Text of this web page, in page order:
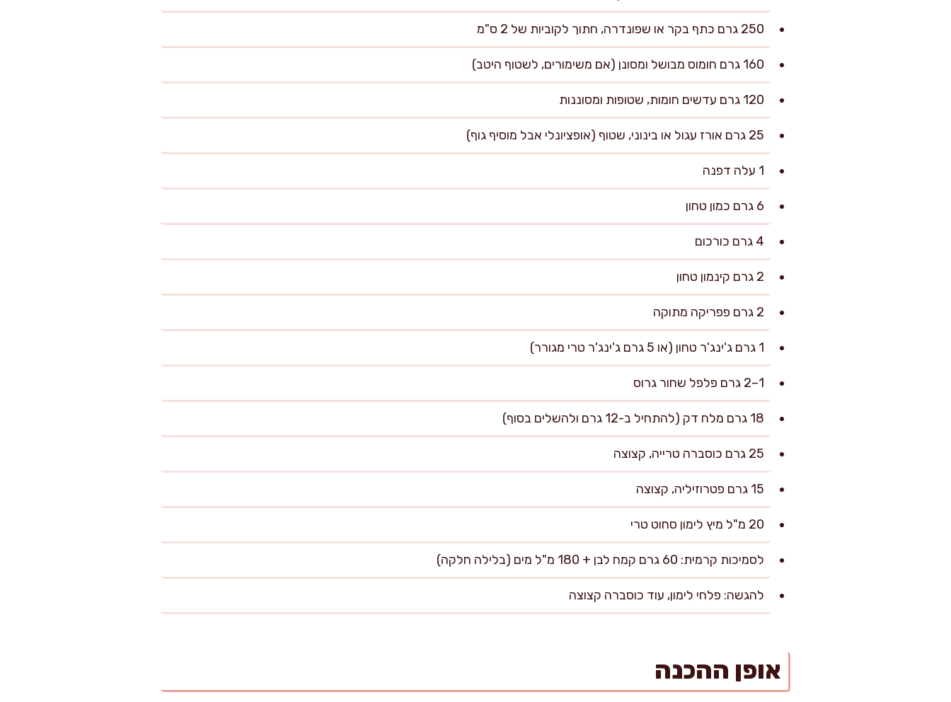
250 גרם כתף בקר או שפונדרה, חתוך לקוביות של 2 ס"מ
160 גרם חומוס מבושל ומסונן (אם משימורים, לשטוף היטב)
120 גרם עדשים חומות, שטופות ומסוננות
25 גרם אורז עגול או בינוני, שטוף (אופציונלי אבל מוסיף גוף)
1 עלה דפנה
6 גרם כמון טחון
4 גרם כורכום
2 גרם קינמון טחון
2 גרם פפריקה מתוקה
1 גרם ג'ינג'ר טחון (או 5 גרם ג'ינג'ר טרי מגורר)
1–2 גרם פלפל שחור גרוס
18 גרם מלח דק (להתחיל ב-12 גרם ולהשלים בסוף)
25 גרם כוסברה טרייה, קצוצה
15 גרם פטרוזיליה, קצוצה
20 מ"ל מיץ לימון סחוט טרי
לסמיכות קרמית: 60 גרם קמח לבן + 180 מ"ל מים (בלילה חלקה)
להגשה: פלחי לימון, עוד כוסברה קצוצה
אופן ההכנה